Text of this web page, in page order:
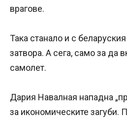
врагове.
Така станало и с
затвора. А сега, само за да
самолет.
Дария Навалная нападна
за икономическите загуби.